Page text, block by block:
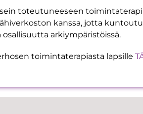
toteutuneeseen
kanssa, jotta
arkiympäristöissä.
toimintaterapiasta lapsille